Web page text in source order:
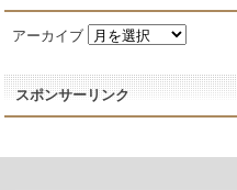
アーカイブ
スポンサーリンク